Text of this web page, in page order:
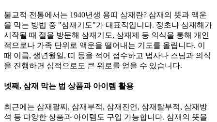
불교적 전통에서는 1940년생 용띠 삼재란? 삼재의 뜻과 액운
을 막는 방법 중 "삼재기도"가 대표적입니다. 정초나 삼재해가
시작될 때 절을 방문해 삼재기도, 삼재제 등 의식을 통해 개인
적으로나 가족 단위로 액운을 떨어내는 기도를 올립니다. 이
때 이름, 생년월일, 띠 등을 적어 접수하고 법사나 스님과 의식
을 진행하면 심적으로도 큰 위로를 얻을 수 있습니다.
넷째, 삼재 막는 법 상품과 아이템 활용
최근에는 삼재팔찌, 삼재부적, 삼재진언, 삼재탈부적, 삼재방
석 등 다양한 상품과 아이템도 구입 가능합니다. 삼재의 뜻을